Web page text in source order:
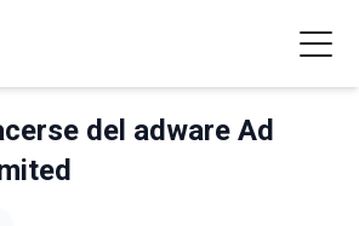
del adware Ad